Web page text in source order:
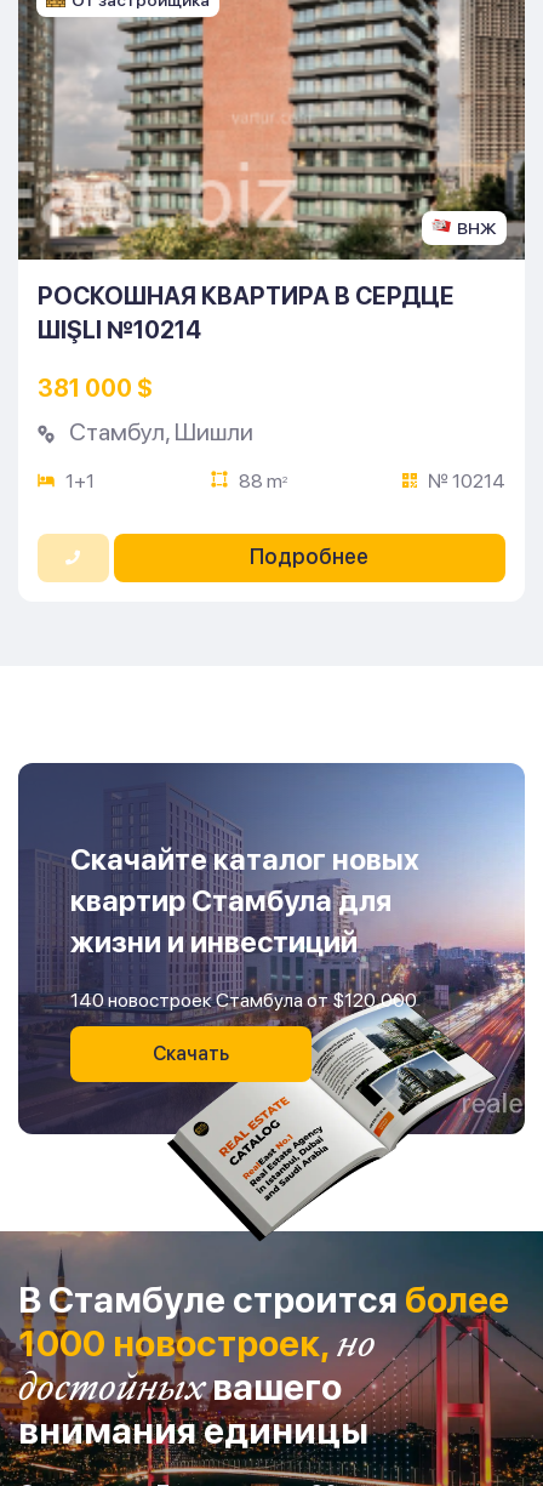
ВНЖ
РОСКОШНАЯ КВАРТИРА В СЕРДЦЕ
ШIŞLI №10214
381 000 $
Стамбул, Шишли
1+1 88 m2 № 10214
Подробнее
Скачайте каталог новых
квартир Стамбула для
жизни и инвестиций
140 новостроек Стамбула от $120,000
Скачать
В Стамбуле строится более
1000 новостроек,но
достойныхвашего
внимания единицы